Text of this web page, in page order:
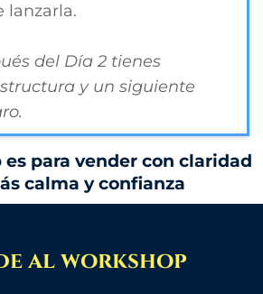
lanzarla.
del Día 2 tienes
y un siguiente
para vender con claridad
calma y confianza
al workshop